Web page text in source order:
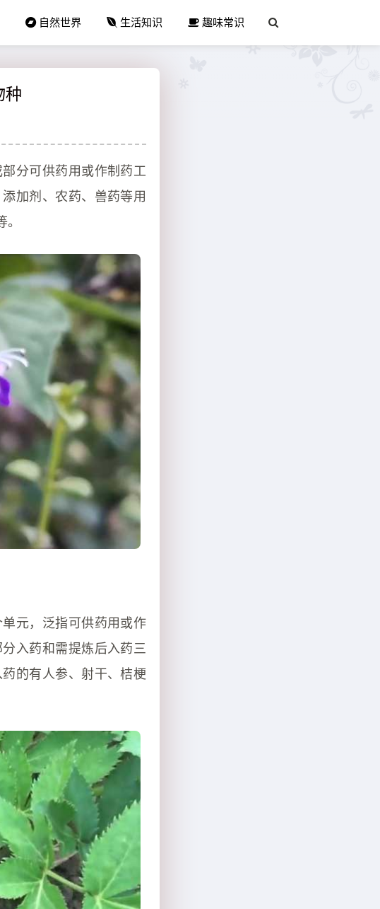
自然世界 生活知识 趣味常识
种
分可供药用或作制药工
加剂、农药、兽药等用
元，泛指可供药用或作
入药和需提炼后入药三
的有人参、射干、桔梗